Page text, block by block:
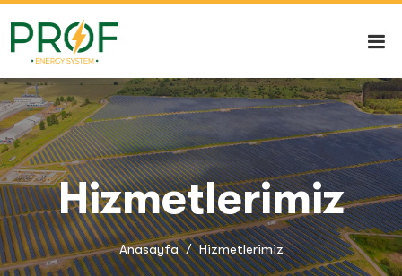
Hizmetlerimiz
Anasayfa Hizmetlerimiz